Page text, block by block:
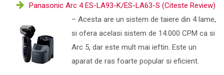
Panasonic Arc 4 ES-LA93-K/ES-LA63-S (Citeste Review)
– Acesta are un sistem de taiere din 4 lame,
si ofera acelasi sistem de 14.000 CPM ca si
Arc 5, dar este mult mai ieftin. Este un
aparat de ras foarte popular si eficient.